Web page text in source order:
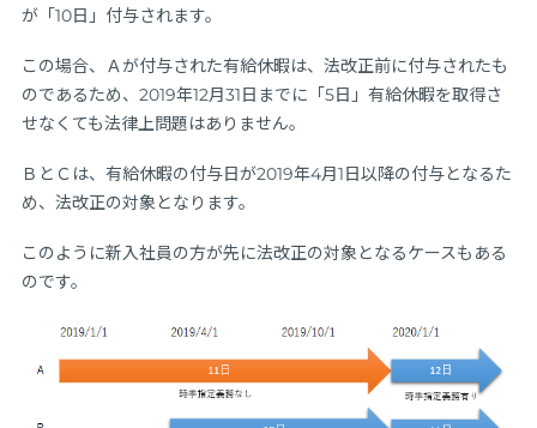
が「10日」付与されます。
この場合、Ａが付与された有給休暇は、法改正前に付与されたも
のであるため、2019年12月31日までに「5日」有給休暇を取得さ
せなくても法律上問題はありません。
ＢとＣは、有給休暇の付与日が2019年4月1日以降の付与となるた
め、法改正の対象となります。
このように新入社員の方が先に法改正の対象となるケースもある
のです。